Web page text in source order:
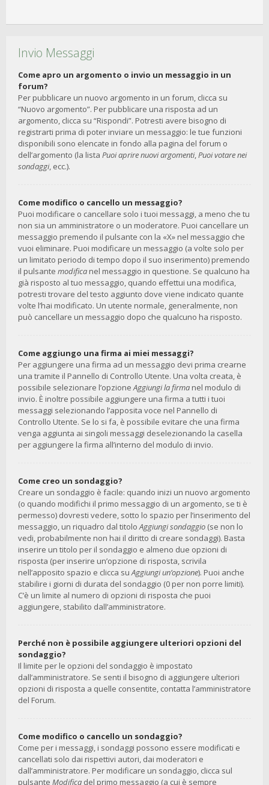
Invio Messaggi
Come apro un argomento o invio un messaggio in un
forum?
Per pubblicare un nuovo argomento in un forum, clicca su
“Nuovo argomento”. Per pubblicare una risposta ad un
argomento, clicca su “Rispondi”. Potresti avere bisogno di
registrarti prima di poter inviare un messaggio: le tue funzioni
disponibili sono elencate in fondo alla pagina del forum o
dell’argomento (la lista Puoi aprire nuovi argomenti,Puoi votare nei
sondaggi, ecc.).
Come modifico o cancello un messaggio?
Puoi modificare o cancellare solo i tuoi messaggi, a meno che tu
non sia un amministratore o un moderatore. Puoi cancellare un
messaggio premendo il pulsante con la «X» nel messaggio che
vuoi eliminare. Puoi modificare un messaggio (a volte solo per
un limitato periodo di tempo dopo il suo inserimento) premendo
il pulsante modifica nel messaggio in questione. Se qualcuno ha
già risposto al tuo messaggio, quando effettui una modifica,
potresti trovare del testo aggiunto dove viene indicato quante
volte l’hai modificato. Un utente normale, generalmente, non
può cancellare un messaggio dopo che qualcuno ha risposto.
Come aggiungo una firma ai miei messaggi?
Per aggiungere una firma ad un messaggio devi prima crearne
una tramite il Pannello di Controllo Utente. Una volta creata, è
possibile selezionare l’opzioneAggiungi la firma nel modulo di
invio. È inoltre possibile aggiungere una firma a tutti i tuoi
messaggi selezionando l’apposita voce nel Pannello di
Controllo Utente. Se lo si fa, è possibile evitare che una firma
venga aggiunta ai singoli messaggi deselezionando la casella
per aggiungere la firma all’interno del modulo di invio.
Come creo un sondaggio?
Creare un sondaggio è facile: quando inizi un nuovo argomento
(o quando modifichi il primo messaggio di un argomento, se ti è
permesso) dovresti vedere, sotto lo spazio per l’inserimento del
messaggio, un riquadro dal titoloAggiungi sondaggio (se non lo
vedi, probabilmente non hai il diritto di creare sondaggi). Basta
inserire un titolo per il sondaggio e almeno due opzioni di
risposta (per inserire un’opzione di risposta, scrivila
nell’apposito spazio e clicca suAggiungi un’opzione). Puoi anche
stabilire i giorni di durata del sondaggio (0 per non porre limiti).
C’è un limite al numero di opzioni di risposta che puoi
aggiungere, stabilito dall’amministratore.
Perché non è possibile aggiungere ulteriori opzioni del
sondaggio?
Il limite per le opzioni del sondaggio è impostato
dall’amministratore. Se senti il bisogno di aggiungere ulteriori
opzioni di risposta a quelle consentite, contatta l’amministratore
del Forum.
Come modifico o cancello un sondaggio?
Come per i messaggi, i sondaggi possono essere modificati e
cancellati solo dai rispettivi autori, dai moderatori e
dall’amministratore. Per modificare un sondaggio, clicca sul
pulsante Modifica del primo messaggio (a cui è sempre